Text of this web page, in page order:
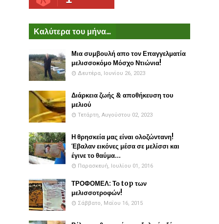
Καλύτερα του μήνα...
Μια συμβουλή απο τον Επαγγελματία
μελισσοκόμο Μόσχο Ντιώνια!
Δευτέρα, Ιουνίου 26, 2023
Διάρκεια ζωής & αποθήκευση του
μελιού
Τετάρτη, Αυγούστου 02, 2023
Η θρησκεία μας είναι ολοζώντανη!
Έβαλαν εικόνες μέσα σε μελίσσι και
έγινε το θαύμα...
Παρασκευή, Ιουλίου 01, 2016
ΤΡΟΦΟΜΕΛ: Το top των
μελισσοτροφών!
Σάββατο, Μαΐου 16, 2015